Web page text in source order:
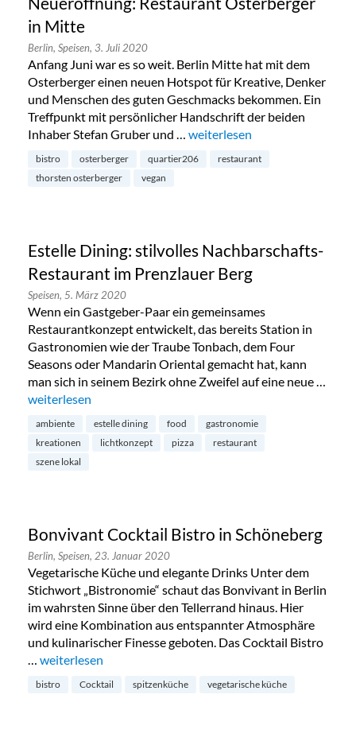
in Mitte
Berlin, Speisen, 3. Juli 2020
Anfang Juni war es so weit. Berlin Mitte hat mit dem
Osterberger einen neuen Hotspot für Kreative, Denker
und Menschen des guten Geschmacks bekommen. Ein
Treffpunkt mit persönlicher Handschrift der beiden
Inhaber Stefan Gruber und … „Neueröffnung: Restaurant
weiterlesen
bistro osterberger quartier206
restaurant
thorsten osterberger
vegan
Estelle Dining: stilvolles Nachbarschafts-
Restaurant im Prenzlauer Berg
Speisen, 5. März 2020
Wenn ein Gastgeber-Paar ein gemeinsames
Restaurantkonzept entwickelt, das bereits Station in
Gastronomien wie der Traube Tonbach, dem Four
Seasons oder Mandarin Oriental gemacht hat, kann
man sich in seinem Bezirk ohne Zweifel auf eine neue …
„Estelle Dining: stilvolles Nachbarschafts-Restaurant im
weiterlesen
ambiente estelle dining food
gastronomie
kreationen
lichtkonzept pizza
restaurant
szene lokal
Bonvivant Cocktail Bistro in Schöneberg
Berlin, Speisen, 23. Januar 2020
Vegetarische Küche und elegante Drinks Unter dem
Stichwort „Bistronomie“ schaut das Bonvivant in Berlin
im wahrsten Sinne über den Tellerrand hinaus. Hier
wird eine Kombination aus entspannter Atmosphäre
und kulinarischer Finesse geboten. Das Cocktail Bistro
… „Bonvivant Cocktail Bistro in Schöneberg“
weiterlesen
bistro Cocktail spitzenküche vegetarische küche